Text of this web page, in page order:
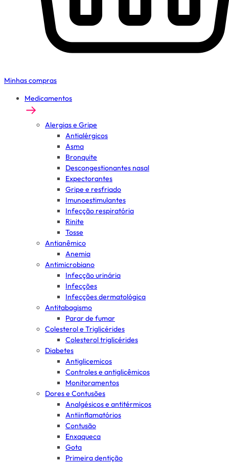
Minhas compras
Medicamentos
Alergias e Gripe
Antialérgicos
Asma
Bronquite
Descongestionantes nasal
Expectorantes
Gripe e resfriado
Imunoestimulantes
Infecção respiratória
Rinite
Tosse
Antianêmico
Anemia
Antimicrobiano
Infecção urinária
Infecções
Infecções dermatológica
Antitabagismo
Parar de fumar
Colesterol e Triglicérides
Colesterol triglicérides
Diabetes
Antiglicemicos
Controles e antiglicêmicos
Monitoramentos
Dores e Contusões
Analgésicos e antitérmicos
Antiinflamatórios
Contusão
Enxaqueca
Gota
Primeira dentição